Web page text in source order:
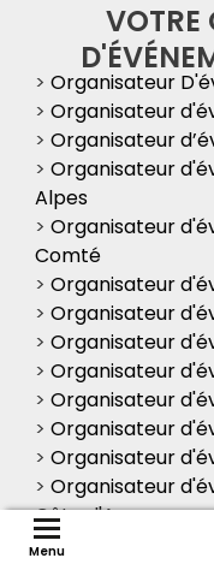
Menu
VOTRE
> Organisateur
> Organisateur
> Organisateur
> Organisateur
Alpes
> Organisateur
Comté
> Organisateur
> Organisateur
> Organisateur
> Organisateur
> Organisateur
> Organisateur
> Organisateur
> Organisateur
Côte d'Azur